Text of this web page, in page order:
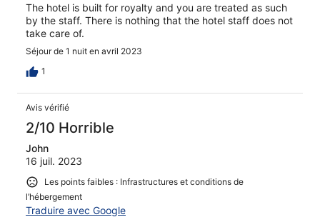
The hotel is built for royalty and you are treated as such
by the staff. There is nothing that the hotel staff does not
take care of.
Séjour de 1 nuit en avril 2023
1
Avis vérifié
2/10 Horrible
John
16 juil. 2023
Les points faibles : Infrastructures et conditions de
l’hébergement
Traduire avec Google